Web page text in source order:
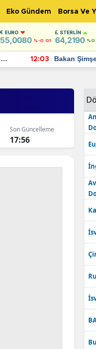
Eko Gündem Borsa Ve
EURO
55,0080 %-0.01
STERLIN
64,2190
12:03
Bakan
için umut
Son Güncelleme
17:56